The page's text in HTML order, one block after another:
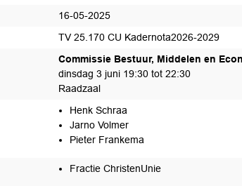
16-05-2025
TV 25.170 CU Kadernota2026-2029
Commissie Bestuur, Middelen en
dinsdag 3 juni 19:30 tot 22:30
Raadzaal
Henk Schraa
Jarno Volmer
Pieter Frankema
Fractie ChristenUnie